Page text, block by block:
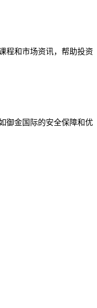
程和市场资讯，帮助投资
御金国际的安全保障和优